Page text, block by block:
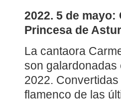
2022. 5 de
Princesa de
La cantaora
son galardonadas
2022.
flamenco de las